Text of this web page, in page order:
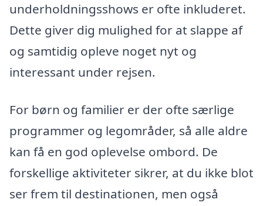
underholdningsshows er ofte inkluderet.
Dette giver dig mulighed for at slappe af
og samtidig opleve noget nyt og
interessant under rejsen.
For børn og familier er der ofte særlige
programmer og legområder, så alle aldre
kan få en god oplevelse ombord. De
forskellige aktiviteter sikrer, at du ikke blot
ser frem til destinationen, men også